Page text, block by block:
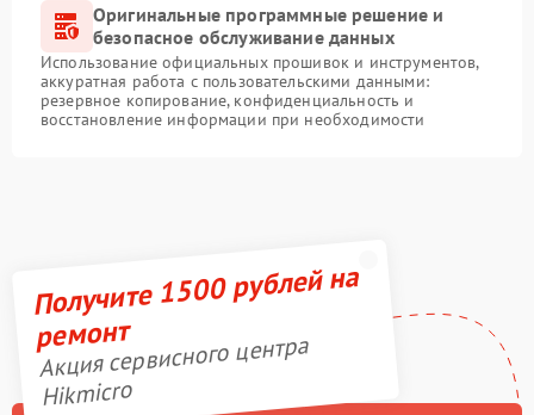
Оригинальные программные решение и
безопасное обслуживание данных
Использование официальных прошивок и инструментов,
аккуратная работа с пользовательскими данными:
резервное копирование, конфиденциальность и
восстановление информации при необходимости
Получите 1500 рублей на
ремонт
Акция сервисного центра
Hikmicro